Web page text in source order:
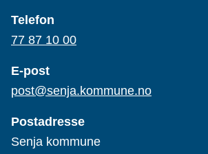
Telefon
77 87 10 00
E-post
post@senja.kommune.no
Postadresse
Senja kommune